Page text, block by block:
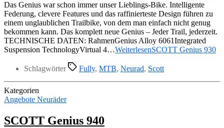
Das Genius war schon immer unser Lieblings-Bike. Intelligente
Federung, clevere Features und das raffinierteste Design führen zu
einem unglaublichen Trailbike, von dem man einfach nicht genug
bekommen kann. Das komplett neue Genius – Jeder Trail, jederzeit.
TECHNISCHE DATEN: RahmenGenius Alloy 6061Integrated
Suspension TechnologyVirtual 4…WeiterlesenSCOTT Genius 930
Schlagwörter Fully, MTB, Neurad, Scott
Kategorien
Angebote Neuräder
SCOTT Genius 940